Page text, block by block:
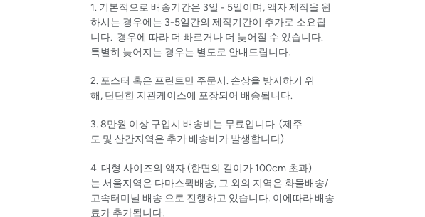
1. 기본적으로 배송기간은 3일 - 5일이며, 액자 제작을 원
하시는 경우에는 3-5일간의 제작기간이 추가로 소요됩
니다. 경우에 따라 더 빠르거나 더 늦어질 수 있습니다.
특별히 늦어지는 경우는 별도로 안내드립니다.
2. 포스터 혹은 프린트만 주문시. 손상을 방지하기 위
해, 단단한 지관케이스에 포장되어 배송됩니다.
3. 8만원 이상 구입시 배송비는 무료입니다. (제주
도 및 산간지역은 추가배송비가 발생합니다).
4. 대형 사이즈의 액자 (한면의 길이가 100cm 초과)
는 서울지역은 다마스퀵배송, 그 외의 지역은 화물배송/
고속터미널 배송 으로 진행하고 있습니다. 이에따라 배송
료가 추가됩니다.